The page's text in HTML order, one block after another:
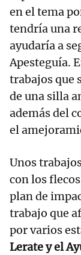
en el tema
tendría una
ayudaría a
Apesteguía.
trabajos que
de una silla
además del
el
Unos
con los
plan de
trabajo que
por varios
Lerate y el